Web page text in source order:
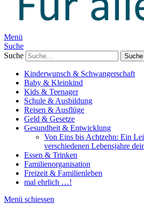
Menü
Suche
Suche
Kinderwunsch & Schwangerschaft
Baby & Kleinkind
Kids & Teenager
Schule & Ausbildung
Reisen & Ausflüge
Geld & Gesetze
Gesundheit & Entwicklung
Von Eins bis Achtzehn: Ein
verschiedenen Lebensjahre
Essen & Trinken
Familienorganisation
Freizeit & Familienleben
mal ehrlich …!
Menü schiessen